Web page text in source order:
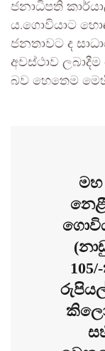
ජනාධිපති
ය.ගොවියාට
ජනතාවට ද
අවස්ථාව
බව හෙතෙම